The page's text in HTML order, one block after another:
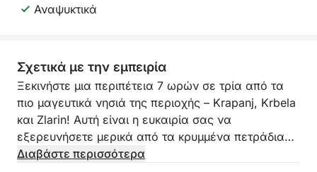
Αναψυκτικά
Σχετικά με την εμπειρία
Ξεκινήστε μια περιπέτεια 7 ωρών σε τρία από τα
πιο μαγευτικά νησιά της περιοχής – Krapanj, Krbela
και Zlarin! Αυτή είναι η ευκαιρία σας να
εξερευνήσετε μερικά από τα κρυμμένα πετράδια
της Αδριατικής, ενώ απολαμβάνετε μια χαλαρωτική
Διαβάστε περισσότερα